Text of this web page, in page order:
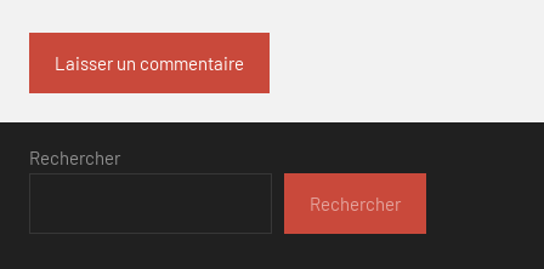
Rechercher
Rechercher